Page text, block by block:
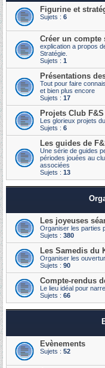
Figurine et
Sujets : 6
Créer un compte
explication a propos
Stratégie.
Sujets : 1
Présentations
Tout pour faire
et bien plus encore
Sujets : 17
Projets Club F&S
Les glorieux projets
Sujets : 6
Les guides de
Une série de guides
périodes jouées au
associées
Sujets : 13
Les joyeuses
Organiser les parties
Sujets : 380
Les Samedis du
Organiser les
Sujets : 90
Compte-rendus
Le lieu idéal pour
Sujets : 66
Evènements
Sujets : 52